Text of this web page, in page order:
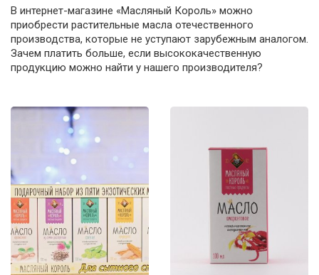
В интернет-магазине «Масляный Король» можно
приобрести растительные масла отечественного
производства, которые не уступают зарубежным аналогом.
Зачем платить больше, если высококачественную
продукцию можно найти у нашего производителя?